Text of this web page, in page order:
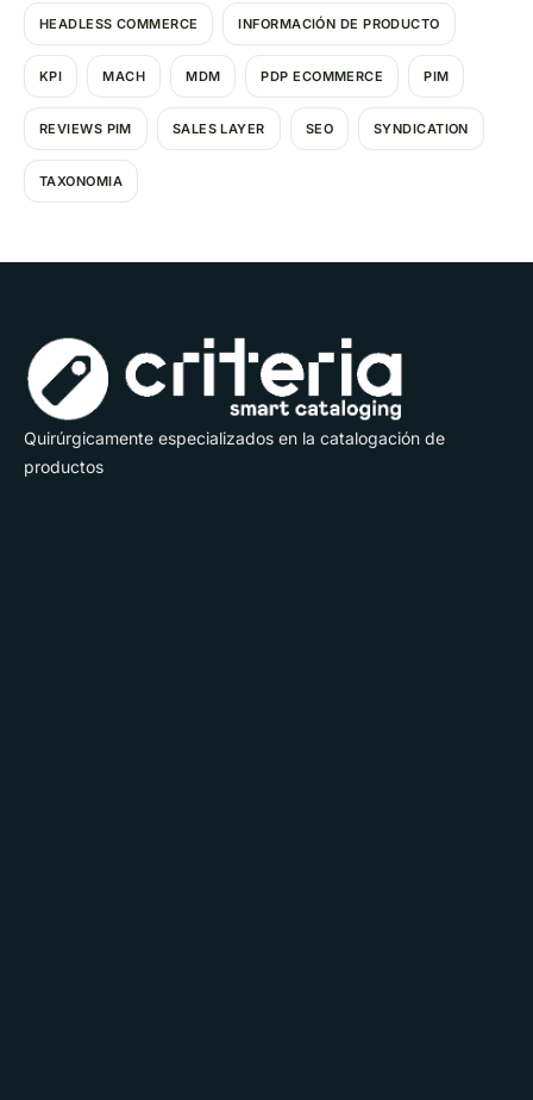
HEADLESS COMMERCE INFORMACIÓN DE PRODUCTO
KPI MACH MDM PDP ECOMMERCE PIM
REVIEWS PIM SALES LAYER SEO SYNDICATION
TAXONOMIA
Quirúrgicamente especializados en la catalogación de
productos